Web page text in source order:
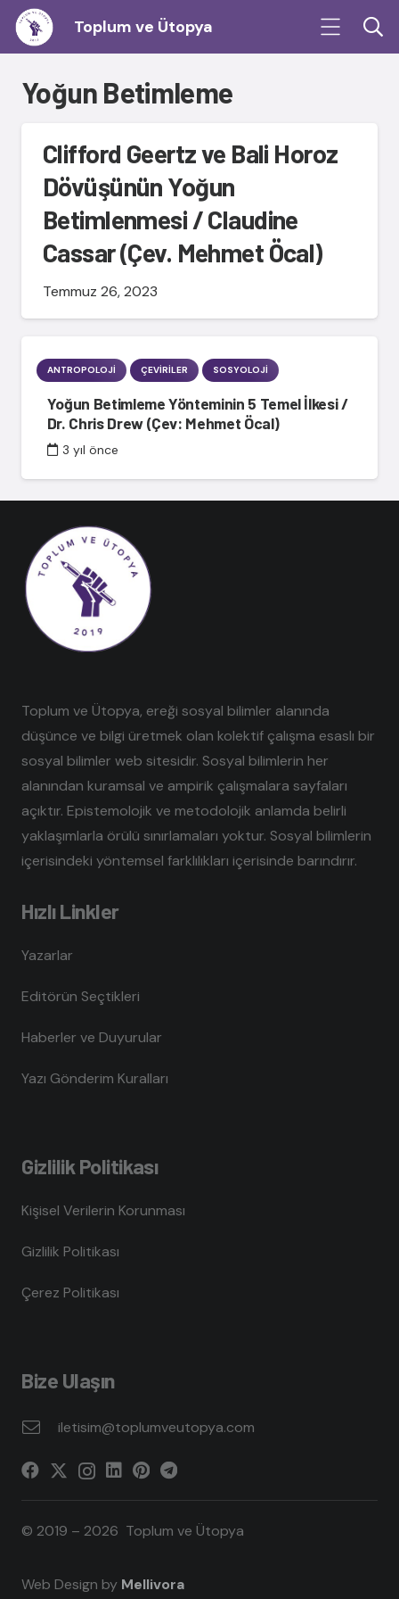
Toplum ve Ütopya
Yoğun Betimleme
Clifford Geertz ve Bali Horoz
Dövüşünün Yoğun
Betimlenmesi / Claudine
Cassar (Çev. Mehmet Öcal)
Temmuz 26, 2023
ANTROPOLOJI ÇEVIRILER SOSYOLOJI
Yoğun Betimleme Yönteminin 5 Temel İlkesi /
Dr. Chris Drew (Çev: Mehmet Öcal)
3 yıl önce
Toplum ve Ütopya, ereği sosyal bilimler alanında
düşünce ve bilgi üretmek olan kolektif çalışma esaslı bir
sosyal bilimler web sitesidir. Sosyal bilimlerin her
alanından kuramsal ve ampirik çalışmalara sayfaları
açıktır. Epistemolojik ve metodolojik anlamda belirli
yaklaşımlarla örülü sınırlamaları yoktur. Sosyal bilimlerin
içerisindeki yöntemsel farklılıkları içerisinde barındırır.
Hızlı Linkler
Yazarlar
Editörün Seçtikleri
Haberler ve Duyurular
Yazı Gönderim Kuralları
Gizlilik Politikası
Kişisel Verilerin Korunması
Gizlilik Politikası
Çerez Politikası
Bize Ulaşın
iletisim@toplumveutopya.com
© 2019 – 2026 Toplum ve Ütopya
Web Design by Mellivora